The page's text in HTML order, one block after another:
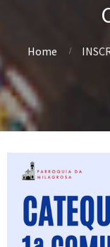
Home